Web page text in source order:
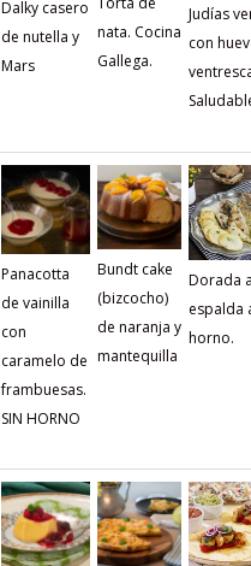
Dalky casero
de nutella y
Mars
nata. Cocina
Gallega.
Judías
con
Panacotta
de vainilla
con
caramelo de
frambuesas.
SIN HORNO
Bundt cake
(bizcocho)
de naranja y
mantequilla
Dorada
espalda
horno.